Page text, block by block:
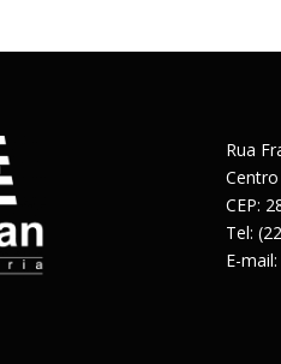
Rua
Centro
CEP:
Tel:
E-mail: